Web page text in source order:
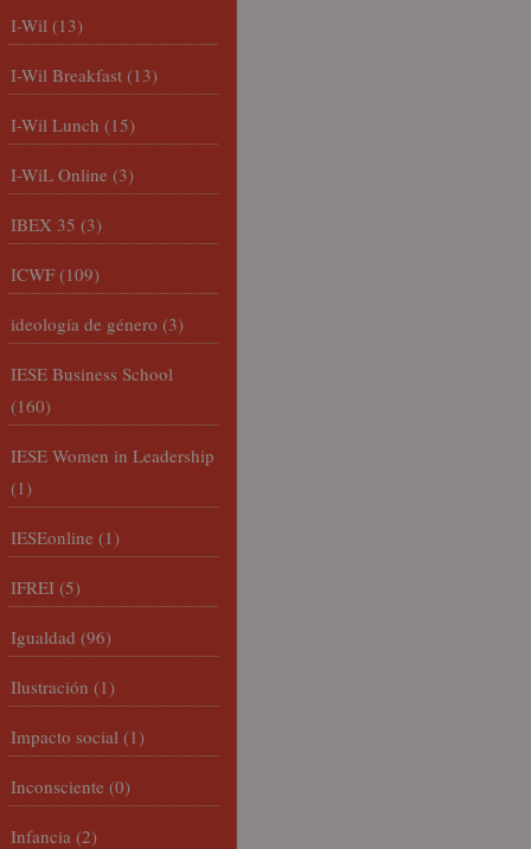
I-Wil (13)
I-Wil Breakfast (13)
I-Wil Lunch (15)
I-WiL Online (3)
IBEX 35 (3)
ICWF (109)
ideología de género (3)
IESE Business School
(160)
IESE Women in Leadership
(1)
IESEonline (1)
IFREI (5)
Igualdad (96)
Ilustración (1)
Impacto social (1)
Inconsciente (0)
Infancia (2)